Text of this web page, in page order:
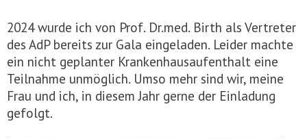
2024 wurde ich von Prof. Dr.med. Birth als Vertreter
des AdP bereits zur Gala eingeladen. Leider machte
ein nicht geplanter Krankenhausaufenthalt eine
Teilnahme unmöglich. Umso mehr sind wir, meine
Frau und ich, in diesem Jahr gerne der Einladung
gefolgt.